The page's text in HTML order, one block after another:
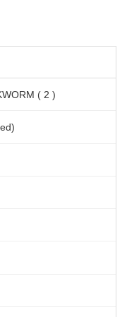
( 2 )